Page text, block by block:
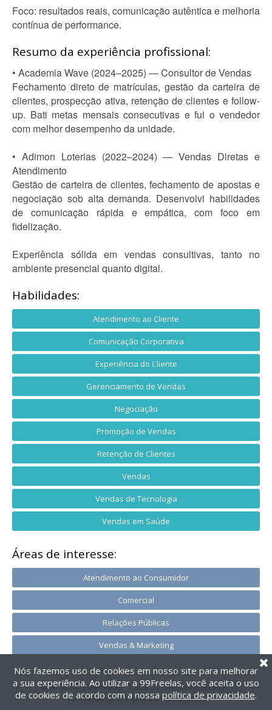
Foco: resultados reais, comunicação autêntica e melhoria
contínua de performance.
Resumo da experiência profissional:
• Academia Wave (2024–2025) — Consultor de Vendas
Fechamento direto de matrículas, gestão da carteira de
clientes, prospecção ativa, retenção de clientes e follow-
up. Bati metas mensais consecutivas e fui o vendedor
com melhor desempenho da unidade.
• Adimon Loterias (2022–2024) — Vendas Diretas e
Atendimento
Gestão de carteira de clientes, fechamento de apostas e
negociação sob alta demanda. Desenvolvi habilidades
de comunicação rápida e empática, com foco em
fidelização.
Experiência sólida em vendas consultivas, tanto no
ambiente presencial quanto digital.
Habilidades:
Atendimento ao Cliente
Comunicação Corporativa
Experiência do Cliente
Gerenciamento de Vendas
Negociação
Promoção de Vendas
Retenção de Clientes
Vendas
Vendas de Tecnologia
Vendas em Saúde
Áreas de interesse:
Atendimento ao Consumidor
Comercial
Relações Públicas
Vendas & Marketing
@2014-2026 99Freelas. Todos os direitos reservados.
Termos de uso| Política de privacidade
Nós fazemos uso de cookies em nosso site para melhorar
a sua experiência. Ao utilizar a 99Freelas, você aceita o uso
de cookies de acordo com a nossa política de privacidade.